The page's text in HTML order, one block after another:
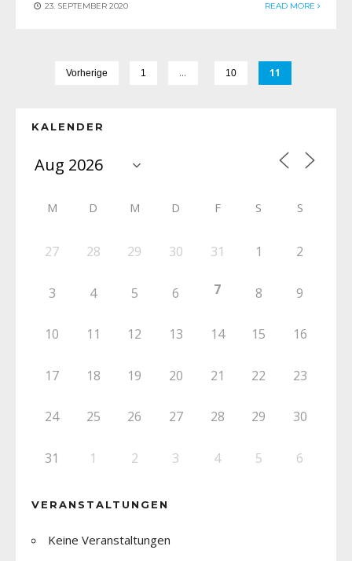
23. SEPTEMBER 2020 READ MORE
Vorherige 1 … 10 11
KALENDER
M D M D F S S
27 28 29 30 31 1 2
3 4 5 6 7 8 9
10 11 12 13 14 15 16
17 18 19 20 21 22 23
24 25 26 27 28 29 30
31 1 2 3 4 5 6
VERANSTALTUNGEN
Keine Veranstaltungen